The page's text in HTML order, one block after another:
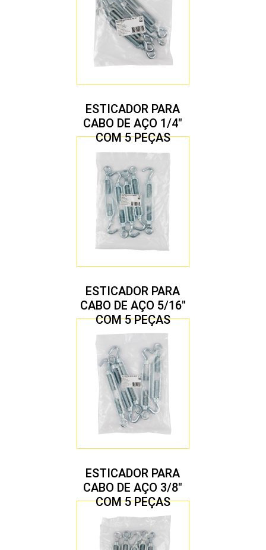
ESTICADOR PARA
CABO DE AÇO 1/4″
COM 5 PEÇAS
ESTICADOR PARA
CABO DE AÇO 5/16″
COM 5 PEÇAS
ESTICADOR PARA
CABO DE AÇO 3/8″
COM 5 PEÇAS